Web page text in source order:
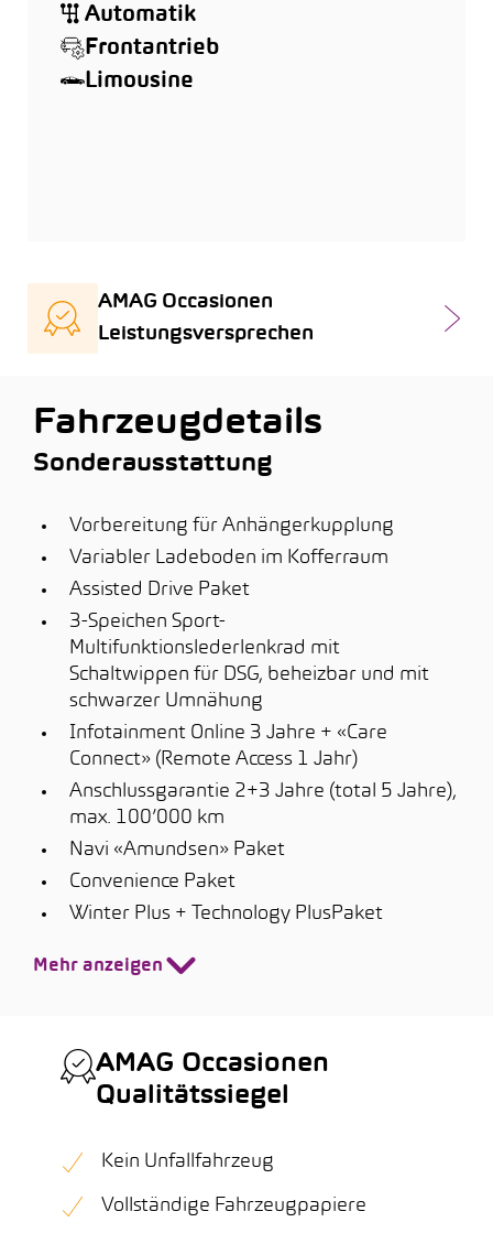
Automatik
Frontantrieb
Limousine
AMAG Occasionen
Leistungsversprechen
Fahrzeugdetails
Sonderausstattung
Vorbereitung für Anhängerkupplung
Variabler Ladeboden im Kofferraum
Assisted Drive Paket
3-Speichen Sport-
Multifunktionslederlenkrad mit
Schaltwippen für DSG, beheizbar und mit
schwarzer Umnähung
Infotainment Online 3 Jahre + «Care
Connect» (Remote Access 1 Jahr)
Anschlussgarantie 2+3 Jahre (total 5 Jahre),
max. 100’000 km
Navi «Amundsen» Paket
Convenience Paket
Winter Plus + Technology PlusPaket
Mehr anzeigen
AMAG Occasionen
Qualitätssiegel
Kein Unfallfahrzeug
Vollständige Fahrzeugpapiere